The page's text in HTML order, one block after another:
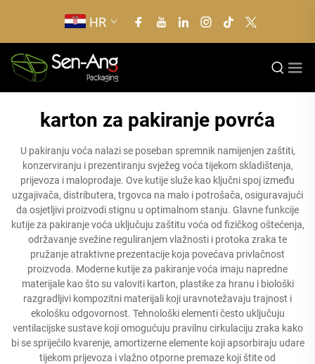
HR
karton za pakiranje povrća
U pakiranju voća nalazi se poseban spremnik namijenjen zaštiti,
konzerviranju i prezentiranju svježeg voća tijekom skladištenja,
prijevoza i maloprodaje. Ove kutije služe kao ključni spoj između
uzgajivača, distributera, trgovca na malo i potrošača, osiguravajući
da osjetljivi proizvodi stignu u optimalnom stanju. Glavne funkcije
kutije za pakiranje voća uključuju zaštitu voća od fizičkog oštećenja,
održavanje svežine reguliranjem vlažnosti i protoka zraka te
pružanje atraktivne prezentacije koja povećava privlačnost
proizvoda. Moderne kutije za pakiranje voća imaju napredne
materijale kao što su valoviti karton, plastike za hranu i biološki
razgradljivi kompozitni materijali koji uravnotežavaju trajnost i
ekološku odgovornost. Tehnološki elementi često uključuju
ventilacijske sustave koji omogućuju pravilnu cirkulaciju zraka kako
bi se spriječilo kvarenje, amortizerne elemente koji apsorbiraju udare
tijekom prijevoza i vlažno otporne premaze koji štite od